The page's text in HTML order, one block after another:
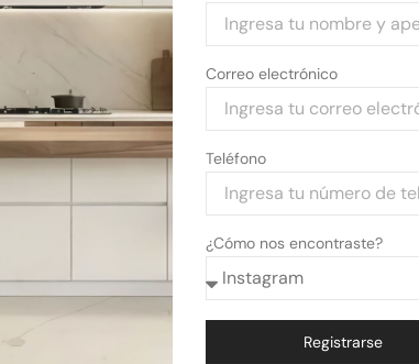
Correo electrónico
Teléfono
¿Cómo nos encontraste?
Registrarse